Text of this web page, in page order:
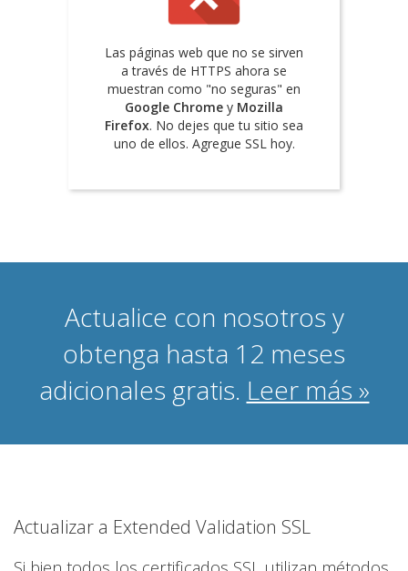
Las páginas web que no se sirven
a través de HTTPS ahora se
muestran como "no seguras" en
Google Chrome y Mozilla
Firefox. No dejes que tu sitio sea
uno de ellos. Agregue SSL hoy.
Actualice con nosotros y
obtenga hasta 12 meses
adicionales gratis. Leer más »
Actualizar a Extended Validation SSL